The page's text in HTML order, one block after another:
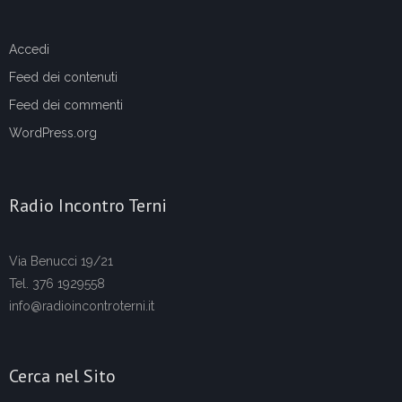
Accedi
Feed dei contenuti
Feed dei commenti
WordPress.org
Radio Incontro Terni
Via Benucci 19/21
Tel. 376 1929558
info@radioincontroterni.it
Cerca nel Sito